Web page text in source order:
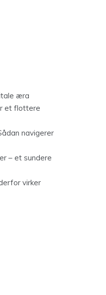
æra
et flottere
navigerer
– et sundere
virker